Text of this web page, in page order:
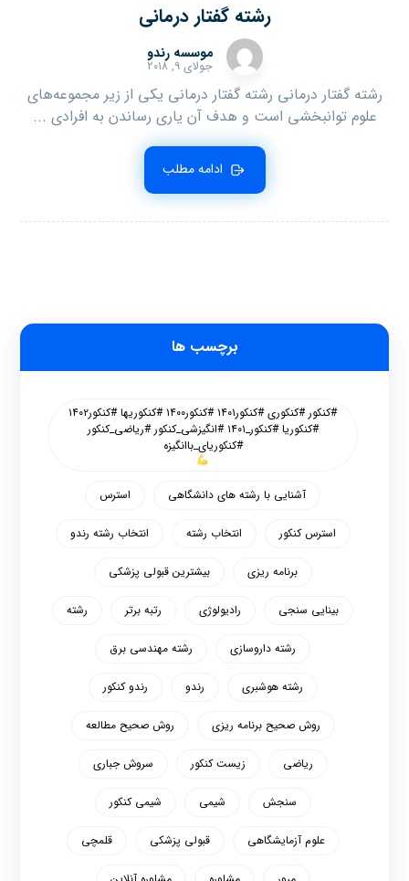
رشته گفتار درمانی
موسسه رندو
جولای ۹, ۲۰۱۸
رشته گفتار درمانی رشته‌ گفتار درمانی‌ یکی‌ از زیر مجموعه‌های‌
علوم‌ توانبخشی‌ است‌ و هدف‌ آن‌ یاری‌ رساندن‌ به‌ افرادی‌ ...
ادامه مطلب
برچسب ها
#کنکور #کنکوری #کنکور۱۴۰۱ #کنکور۱۴۰۰ #کنکوریها #کنکور۱۴۰۲
#کنکوریا #کنکور_۱۴۰۱ #انگیزشی_کنکور #ریاضی_کنکور
#کنکوریای_باانگیزه
آشنایی با رشته های دانشگاهی استرس
استرس کنکور انتخاب رشته انتخاب رشته رندو
برنامه ریزی بیشترین قبولی پزشکی
بینایی سنجی رادیولوژی رتبه برتر رشته
رشته داروسازی رشته مهندسی برق
رشته هوشبری رندو رندو کنکور
روش صحیح برنامه ریزی روش صحیح مطالعه
ریاضی زیست کنکور سروش جباری
سنجش شیمی شیمی کنکور
علوم آزمایشگاهی قبولی پزشکی قلمچی